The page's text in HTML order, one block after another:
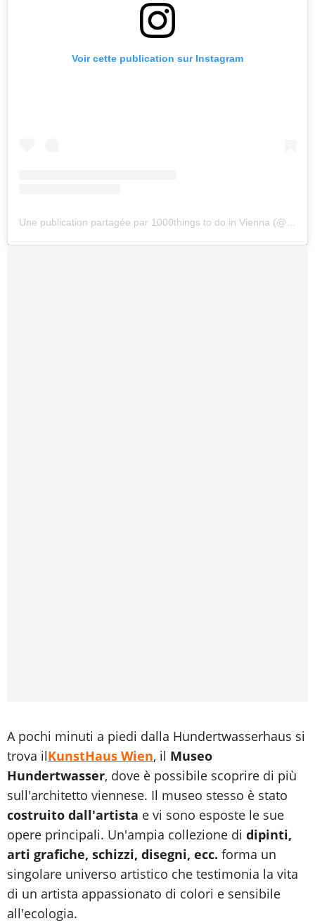
Voir cette publication sur Instagram
A pochi minuti a piedi dalla Hundertwasserhaus si
trova ilKunstHaus Wien, il Museo
Hundertwasser, dove è possibile scoprire di più
sull'architetto viennese. Il museo stesso è stato
costruito dall'artista e vi sono esposte le sue
opere principali. Un'ampia collezione di dipinti,
arti grafiche, schizzi, disegni, ecc. forma un
singolare universo artistico che testimonia la vita
di un artista appassionato di colori e sensibile
all'ecologia.